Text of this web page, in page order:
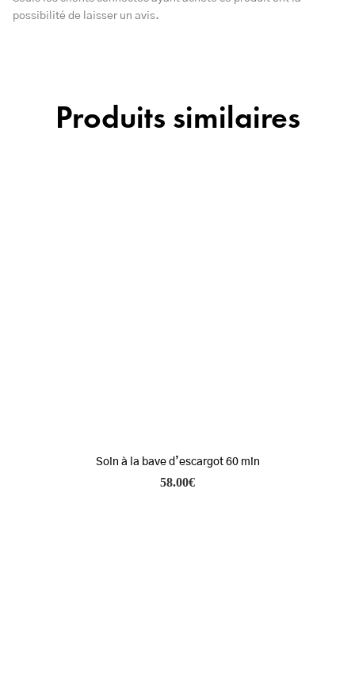
possibilité de laisser un avis.
Produits similaires
Soin à la bave d’escargot 60 min
58.00€